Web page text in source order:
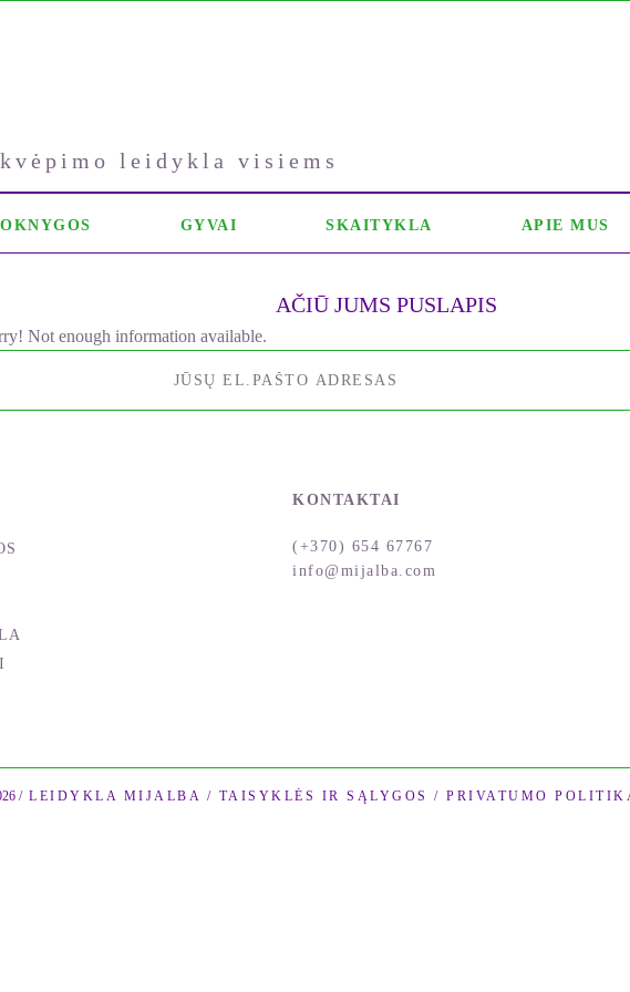
leidykla visiems
GYVAI SKAITYKLA APIE MUS
AČIŪ JUMS PUSLAPIS
Not enough information available.
KONTAKTAI
(+370) 654 67767
info@mijalba.com
/ LEIDYKLA MIJALBA / TAISYKLĖS IR SĄLYGOS / PRIVATUMO